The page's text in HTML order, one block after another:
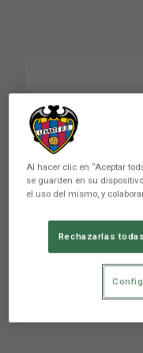
FLASH
"Esto
equipo
hasta el
FLASH | Koke
equipo está
Al hacer clic en “Aceptar
se guarden en su
el uso del mismo, y
Rechazarlas todas